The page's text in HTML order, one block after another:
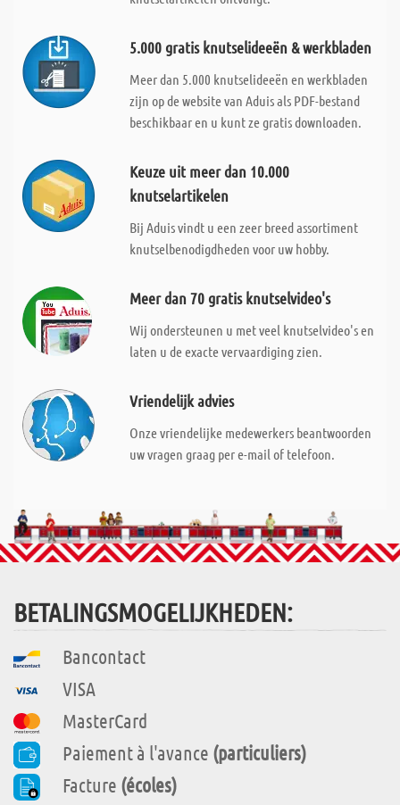
5.000 gratis knutselideeën & werkbladen
Meer dan 5.000 knutselideeën en werkbladen
zijn op de website van Aduis als PDF-bestand
beschikbaar en u kunt ze gratis downloaden.
Keuze uit meer dan 10.000
knutselartikelen
Bij Aduis vindt u een zeer breed assortiment
knutselbenodigdheden voor uw hobby.
Meer dan 70 gratis knutselvideo's
Wij ondersteunen u met veel knutselvideo's en
laten u de exacte vervaardiging zien.
Vriendelijk advies
Onze vriendelijke medewerkers beantwoorden
uw vragen graag per e-mail of telefoon.
BETALINGSMOGELIJKHEDEN:
Bancontact
VISA
MasterCard
Paiement à l'avance (particuliers)
Facture (écoles)